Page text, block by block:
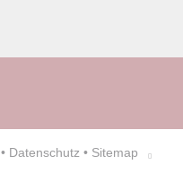
• Datenschutz • Sitemap